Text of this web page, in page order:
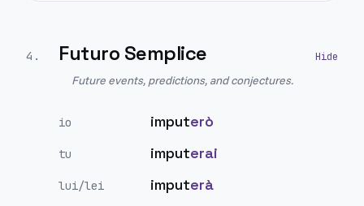
4 . Futuro Semplice
Future events, predictions, and conjectures.
io imputerò
tu imputerai
lui/lei imputerà